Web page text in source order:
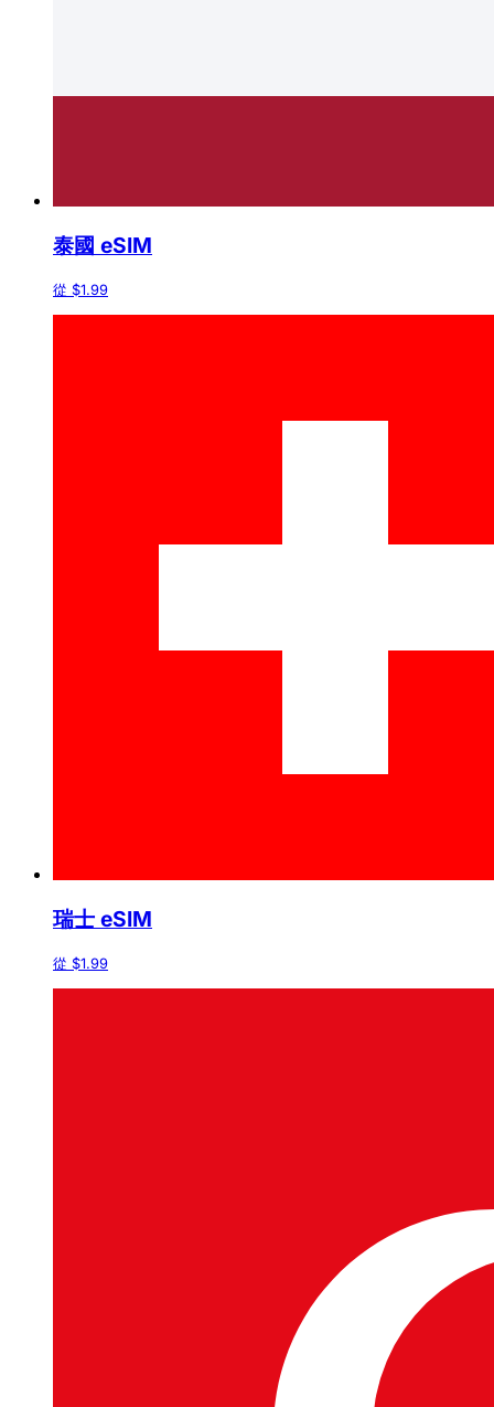
泰國 eSIM
從 $1.99
瑞士 eSIM
從 $1.99